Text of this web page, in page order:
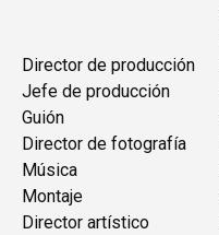
Director de producción
Jefe de producción
Guión
Director de fotografía
Música
Montaje
Director artístico